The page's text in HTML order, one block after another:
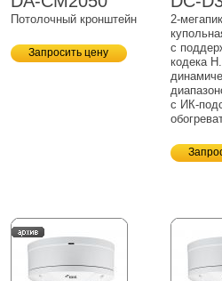
Потолочный кронштейн
Запросить цену
2-
с
кодека
с ИК-